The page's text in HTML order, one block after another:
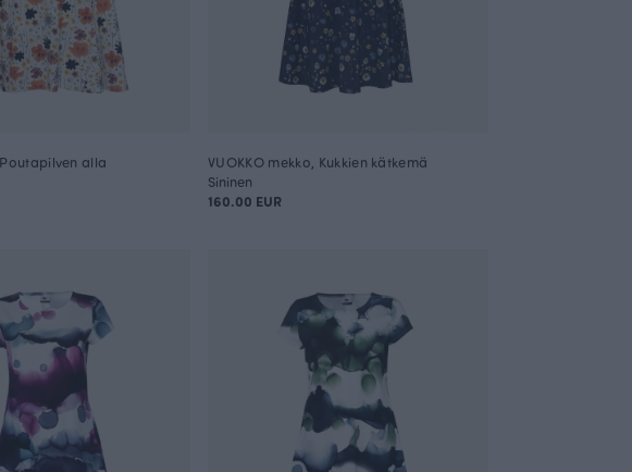
alla
VUOKKO mekko, Kukkien kätkemä
Sininen
160.00 EUR